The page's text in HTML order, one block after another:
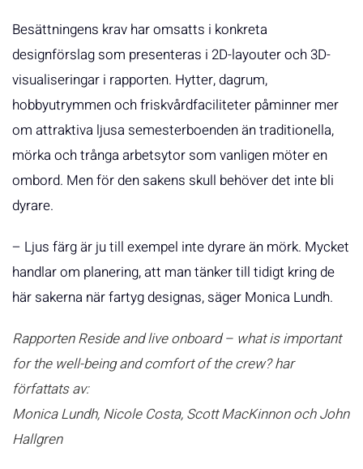
Besättningens krav har omsatts i konkreta
designförslag som presenteras i 2D-layouter och 3D-
visualiseringar i rapporten. Hytter, dagrum,
hobbyutrymmen och friskvårdfaciliteter påminner mer
om attraktiva ljusa semesterboenden än traditionella,
mörka och trånga arbetsytor som vanligen möter en
ombord. Men för den sakens skull behöver det inte bli
dyrare.
– Ljus färg är ju till exempel inte dyrare än mörk. Mycket
handlar om planering, att man tänker till tidigt kring de
här sakerna när fartyg designas, säger Monica Lundh.
RapportenReside and live onboard – what is important
for the well-being and comfort of the crew? har
författats av:
Monica Lundh, Nicole Costa, Scott MacKinnon ochJohn
Hallgren